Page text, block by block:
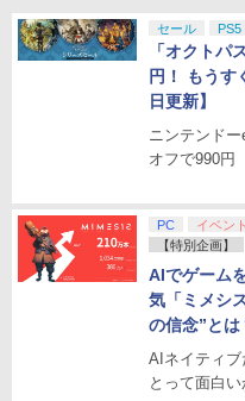
セール PS5
「オクトパ
円！ もうす
日更新】
ニンテンド
オフで990円
PC
イベント
【特別企画】
AIでゲーム
気「ミメシ
の信念”とは
AIネイティ
とって面白い